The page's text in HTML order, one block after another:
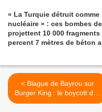
« La Turquie détruit comme
nucléaire » : ces bombes
projettent 10 000
percent 7 mètres de béton
< Blague de Bayrou sur
Burger King : le boycott des
marques américaines par